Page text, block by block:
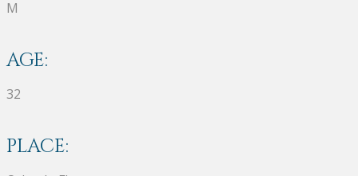
M
AGE:
32
PLACE: